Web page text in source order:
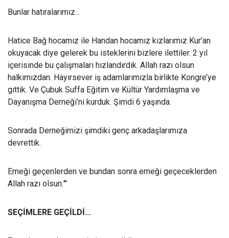
Bunlar hatıralarımız...
Hatice Bağ hocamız ile Handan hocamız kızlarımız Kur’an
okuyacak diye gelerek bu isteklerini bizlere ilettiler. 2 yıl
içerisinde bu çalışmaları hızlandırdık. Allah razı olsun
halkımızdan. Hayırsever iş adamlarımızla birlikte Kongre’ye
gittik. Ve Çubuk Suffa Eğitim ve Kültür Yardımlaşma ve
Dayanışma Derneği’ni kurduk. Şimdi 6 yaşında.
Sonrada Derneğimizi şimdiki genç arkadaşlarımıza
devrettik.
Emeği geçenlerden ve bundan sonra emeği geçeceklerden
Allah razı olsun.”
SEÇİMLERE GEÇİLDİ...